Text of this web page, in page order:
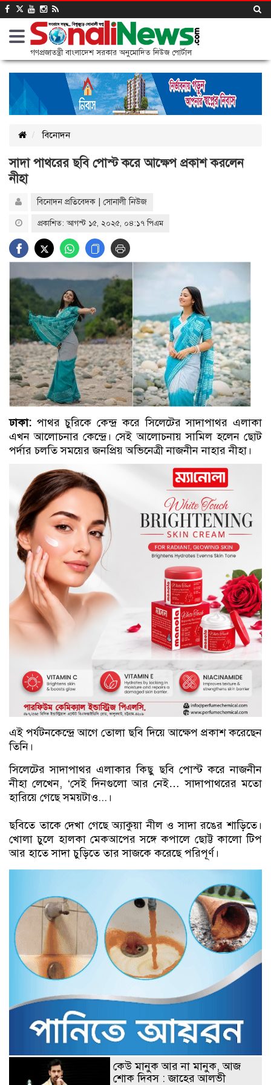
গণপ্রজাতন্ত্রী বাংলাদেশ সরকার অনুমোদিত নিউজ পোর্টাল
বিনোদন
সাদা পাথরের ছবি পোস্ট করে আক্ষেপ প্রকাশ করলেন
নীহা
বিনোদন প্রতিবেদক | সোনালী নিউজ
প্রকাশিত: আগস্ট ১৫, ২০২৫, ০৪:১৭ পিএম
ঢাকা: পাথর চুরিকে কেন্দ্র করে সিলেটের সাদাপাথর এলাকা
এখন আলোচনার কেন্দ্রে। সেই আলোচনায় সামিল হলেন ছোট
পর্দার চলতি সময়ের জনপ্রিয় অভিনেত্রী নাজনীন নাহার নীহা।
এই পর্যটনকেন্দ্রে আগে তোলা ছবি দিয়ে আক্ষেপ প্রকাশ করেছেন
তিনি।
সিলেটের সাদাপাথর এলাকার কিছু ছবি পোস্ট করে নাজনীন
নীহা লেখেন, ‘সেই দিনগুলো আর নেই… সাদাপাথরের মতো
হারিয়ে গেছে সময়টাও...।
ছবিতে তাকে দেখা গেছে অ্যাকুয়া নীল ও সাদা রঙের শাড়িতে।
খোলা চুলে হালকা মেকআপের সঙ্গে কপালে ছোট্ট কালো টিপ
আর হাতে সাদা চুড়িতে তার সাজকে করেছে পরিপূর্ণ।
কেউ মানুক আর না মানুক, আজ
শোক দিবস : জাহের আলভী